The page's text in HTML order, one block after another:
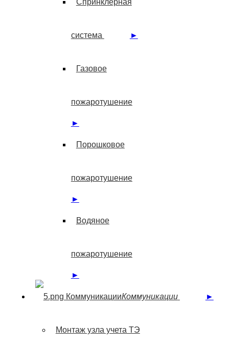
Спринклерная
система ►
Газовое
пожаротушение
►
Порошковое
пожаротушение
►
Водяное
пожаротушение
►
КоммуникацииКоммуникации ►
Монтаж узла учета ТЭ